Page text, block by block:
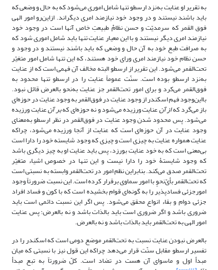
به تقریر او عنایت به‌نزد ارسطو تنها شامل اموری می‌شود که به حال و وضعی که
باید باشند نیستند و در وجود خود نیازمند امری دیگر‌اند. ازاین‌رو امور الهی
فوق القمر که سرمدیّت و حسن نظامْ طبیعتِ خاص آنها است در وجود خود
نیازمند امری دیگر نیستند و با این معیار عنایت تنها باید شامل اموری شود که
به صرافت طبع خود به آن حال و وضعی که باید باشند نیستند و در وجود و
حسن نظام خود نیازمند امری ورای خود هستند، که این تنها شامل امور متغیّر
تحت‌القمر می‌شود. این تقریر از ارسطو البته مخالف آن فهمی است که از عنایت
به‌نزد ارسطو بوده است. سنّت عموماً عنایت را در ارسطو تنها محدود به
فوق‌القمر می‌کرد و برای امور تحت‌القمر جز عنایت به‌نحو بالعرض قائل نبود.
بااین‌وجود فهم اسکندر از وجود عنایت در فوق‌القمر به وجود عنایت در حوزه‌ای
باز می‌گرد کهاز آنعنایت ورزیده می‌شود و نه حوزه‌ای کهبر آنعنایت ورزیده
می‌شود. پس محدود شدن وجود عنایت در فوق‌القمر در نظر ارسطو به‌معنای
وجود عنایت در آن حوزه‌ای‌ است که عنایت از آنجا ورزیده می‌شود، چراکه
عنایت همواره عنایت به چیزی است و چیزی که وجود شایسته خود را دارا است
بی‌معنی است که به خود عنایت بورزد، پس باید عنایت او به چیز دیگری باشد
که وجود شایستۀ خود را دارا نیست و این تنها در خصوص اشیاء متغیّر
تحت‌القمر صدق می‌کند. بنابراین نظم امور در تحت‌القمر وابسته به نسبتی است
که تحت‌القمر بأیّ‌نحوٍ با امور سماوی برقرار کرده است. این نسبت ضرورتاً وجود
امورجزئی فساد‌پذیر را به گونه‌ای قوام بخشیده است که با کون و فساد افراد
جزئی دوام و بقاء انواع محقق می‌شود. پس اگر این نسبت دائمی است باید
ضروری باشد و اگر ضروری است باید بالذات باشد و نه بالعرض؛ پس عنایت
امور الهی به تحت‌القمر باید بالذات باشد و نه بالعرض.
بالعرض نبودن عنایت نسبت به تحت‌القمر موضع دومی است که اسکندر را در
تفسیر ارسطو مقابل سنّت قرار می‌دهد چراکه این قول نیز با نسبتی که میان
مبدأ اول و ماسوای آن هست در تضاد است. کلّ ضرورتاً به تبع مبدأ